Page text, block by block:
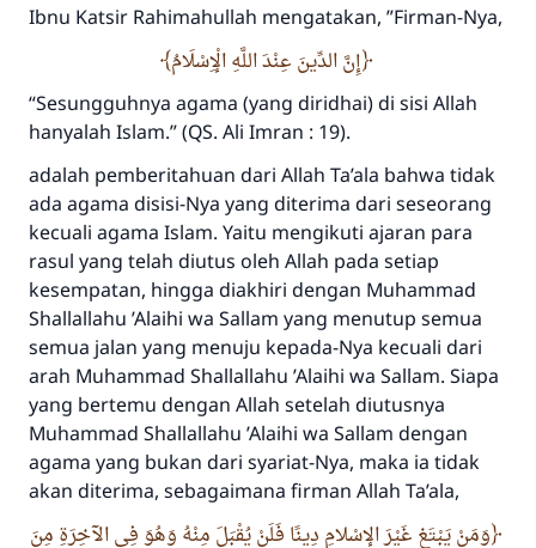
Ibnu Katsir Rahimahullah mengatakan, ”Firman-Nya,
إِنَّ الدِّينَ عِنْدَ اللَّهِ الْإِسْلَامُ
“Sesungguhnya agama (yang diridhai) di sisi Allah
hanyalah Islam.”(QS. Ali Imran : 19).
adalah pemberitahuan dari Allah Ta’ala bahwa tidak
ada agama disisi-Nya yang diterima dari seseorang
kecuali agama Islam. Yaitu mengikuti ajaran para
rasul yang telah diutus oleh Allah pada setiap
kesempatan, hingga diakhiri dengan Muhammad
Shallallahu ’Alaihi wa Sallam yang menutup semua
semua jalan yang menuju kepada-Nya kecuali dari
arah Muhammad Shallallahu ’Alaihi wa Sallam. Siapa
yang bertemu dengan Allah setelah diutusnya
Muhammad Shallallahu ’Alaihi wa Sallam dengan
agama yang bukan dari syariat-Nya, maka ia tidak
akan diterima, sebagaimana firman Allah Ta’ala,
وَمَنْ يَبْتَغِ غَيْرَ الإسْلامِ دِينًا فَلَنْ يُقْبَلَ مِنْهُ وَهُوَ فِي الآخِرَةِ مِنَ